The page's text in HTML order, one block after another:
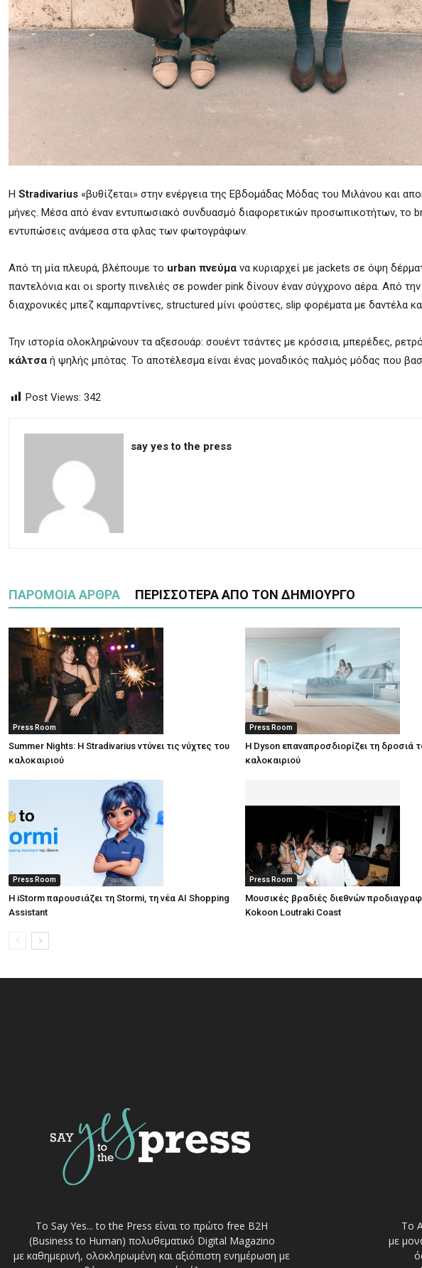
Η Stradivarius «βυθίζεται» στην ενέργεια της Εβδομάδας Μόδας του Μιλάνου και
μήνες. Μέσα από έναν εντυπωσιακό συνδυασμό διαφορετικών προσωπικοτήτων, το
εντυπώσεις ανάμεσα στα φλας των φωτογράφων.
Από τη μία πλευρά, βλέπουμε το urban πνεύμα να κυριαρχεί με jackets σε όψη
παντελόνια και οι sporty πινελιές σε powder pink δίνουν έναν σύγχρονο αέρα. Από
διαχρονικές μπεζ καμπαρντίνες, structured μίνι φούστες, slip φορέματα με δαντέλα
Την ιστορία ολοκληρώνουν τα αξεσουάρ: σουέντ τσάντες με κρόσσια, μπερέδες,
κάλτσα ή ψηλής μπότας. Το αποτέλεσμα είναι ένας μοναδικός παλμός μόδας που
Post Views: 342
say yes to the press
ΠΑΡΟΜΟΙΑ ΑΡΘΡΑ ΠΕΡΙΣΣΟΤΕΡΑ ΑΠΟ ΤΟΝ ΔΗΜΙΟΥΡΓΟ
Press Room
Summer Nights: Η Stradivarius ντύνει τις νύχτες του
καλοκαιριού
Press Room
Η Dyson επαναπροσδιορίζει τη δροσιά
καλοκαιριού
Press Room
Η iStorm παρουσιάζει τη Stormi, τη νέα AI Shopping
Assistant
Press Room
Μουσικές βραδιές διεθνών
Kokoon Loutraki Coast
Το Say Yes... to the Press είναι το πρώτο free Β2Η
(Business to Human) πολυθεματικό Digital Magazino
με καθημερινή, ολοκληρωμένη και αξιόπιστη ενημέρωση με
Το
με